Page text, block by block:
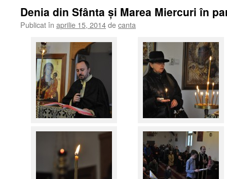
Denia din Sfânta şi Marea Miercuri în
Publicat în aprilie 15, 2014decanta